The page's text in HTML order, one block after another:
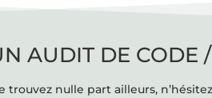
AUDIT DE CODE
trouvez nulle part ailleurs,